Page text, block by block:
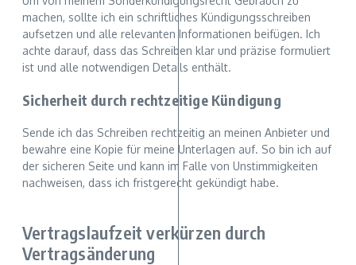
machen, sollte ich ein schriftliches Kündigungsschreiben
aufsetzen und alle relevanten Informationen beifügen. Ich
achte darauf, dass das Schreiben klar und präzise formuliert
ist und alle notwendigen Details enthält.
Sicherheit durch rechtzeitige Kündigung
Sende ich das Schreiben rechtzeitig an meinen Anbieter und
bewahre eine Kopie für meine Unterlagen auf. So bin ich auf
der sicheren Seite und kann im Falle von Unstimmigkeiten
nachweisen, dass ich fristgerecht gekündigt habe.
Vertragslaufzeit verkürzen durch
Vertragsänderung